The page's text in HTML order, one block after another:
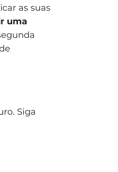
as suas
uma
Siga